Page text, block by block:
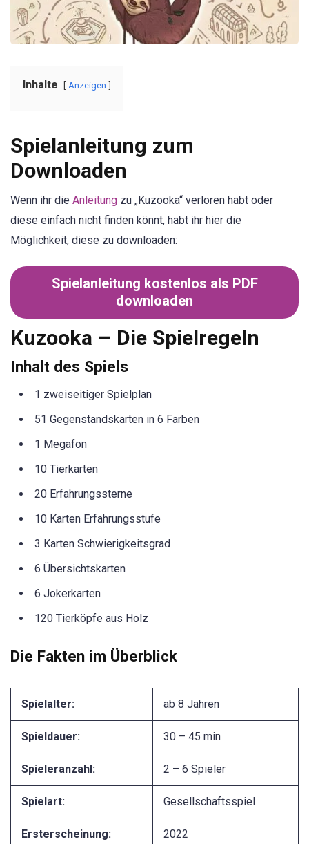
Inhalte Anzeigen
Spielanleitung zum
Downloaden
Wenn ihr die Anleitung zu „Kuzooka“ verloren habt oder
diese einfach nicht finden könnt, habt ihr hier die
Möglichkeit, diese zu downloaden:
Spielanleitung kostenlos als PDF
downloaden
Kuzooka – Die Spielregeln
Inhalt des Spiels
1 zweiseitiger Spielplan
51 Gegenstandskarten in 6 Farben
1 Megafon
10 Tierkarten
20 Erfahrungssterne
10 Karten Erfahrungsstufe
3 Karten Schwierigkeitsgrad
6 Übersichtskarten
6 Jokerkarten
120 Tierköpfe aus Holz
Die Fakten im Überblick
Spielalter: ab 8 Jahren
Spieldauer: 30 – 45 min
Spieleranzahl: 2 – 6 Spieler
Spielart: Gesellschaftsspiel
Ersterscheinung: 2022